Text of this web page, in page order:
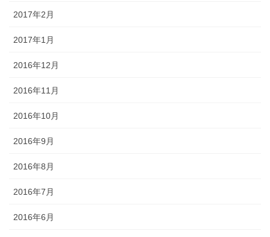
2017年2月
2017年1月
2016年12月
2016年11月
2016年10月
2016年9月
2016年8月
2016年7月
2016年6月